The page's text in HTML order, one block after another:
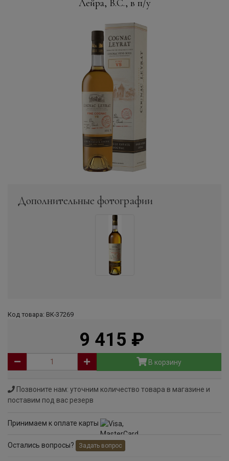
Лейра, В.С., в п/у
Дополнительные фотографии
Код товара: ВК-37269
9 415
В корзину
Позвоните нам: уточним количество товара в магазине и
поставим под вас резерв
Принимаем к оплате карты
Остались вопросы? Задать вопрос